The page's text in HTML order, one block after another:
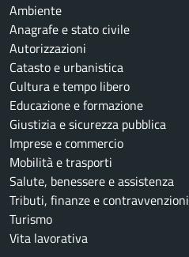
Ambiente
Anagrafe e stato civile
Autorizzazioni
Catasto e urbanistica
Cultura e tempo libero
Educazione e formazione
Giustizia e sicurezza pubblica
Imprese e commercio
Mobilità e trasporti
Salute, benessere e assistenza
Tributi, finanze e contravvenzioni
Turismo
Vita lavorativa